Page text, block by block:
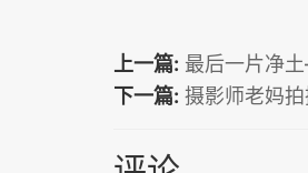
上一篇: 最后一片净
下一篇: 摄影师老妈